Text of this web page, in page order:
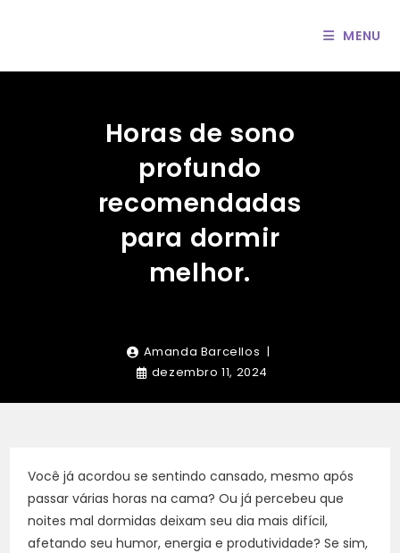
conteúdo
MENU
Horas de sono
profundo
recomendadas
para dormir
melhor.
Amanda Barcellos
dezembro 11, 2024
Você já acordou se sentindo cansado, mesmo após
passar várias horas na cama? Ou já percebeu que
noites mal dormidas deixam seu dia mais difícil,
afetando seu humor, energia e produtividade? Se sim,